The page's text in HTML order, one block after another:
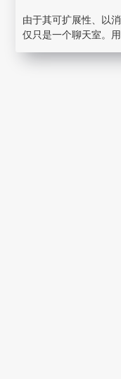
由于其可扩展性、以
仅只是一个聊天室。用